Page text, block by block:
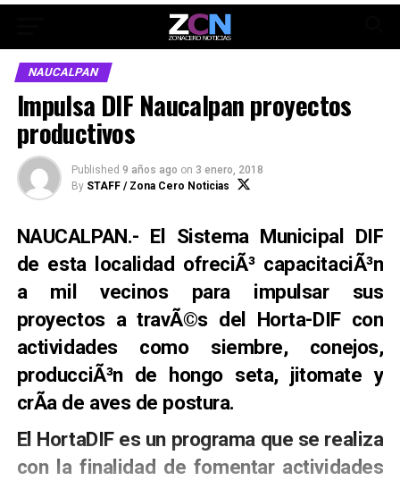
NAUCALPAN
Impulsa DIF Naucalpan proyectos
productivos
Published 9 años ago on 3 enero, 2018
By STAFF / Zona Cero Noticias
NAUCALPAN.- El Sistema Municipal DIF
de esta localidad ofreciÃ³ capacitaciÃ³n
a mil vecinos para impulsar sus
proyectos a travÃ©s del Horta-DIF con
actividades como siembre, conejos,
producciÃ³n de hongo seta, jitomate y
crÃ­a de aves de postura.
El HortaDIF es un programa que se realiza
con la finalidad de fomentar actividades